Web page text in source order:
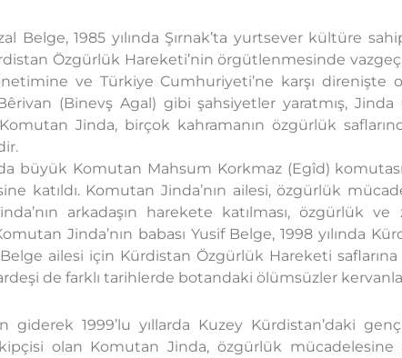
Belge, 1985 yılında Şırnak’ta yurtsever kültüre
Özgürlük Hareketi’nin örgütlenmesinde
ve Türkiye Cumhuriyeti’ne karşı direnişte
Bêrivan (Binevş Agal) gibi şahsiyetler yaratmış,
Jinda, birçok kahramanın özgürlük
büyük Komutan Mahsum Korkmaz (Egîd)
katıldı. Komutan Jinda’nın ailesi, özgürlük
arkadaşın harekete katılması, özgürlük ve
Jinda’nın babası Yusif Belge, 1998 yılında
ailesi için Kürdistan Özgürlük Hareketi saflarına
de farklı tarihlerde botandaki ölümsüzler
giderek 1999’lu yıllarda Kuzey Kürdistan’daki
olan Komutan Jinda, özgürlük mücadelesine